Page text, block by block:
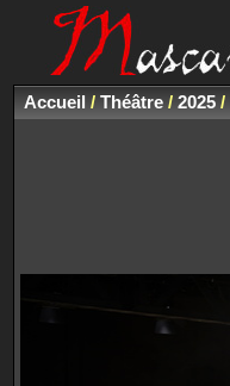
Accueil/ Théâtre/ 2025/